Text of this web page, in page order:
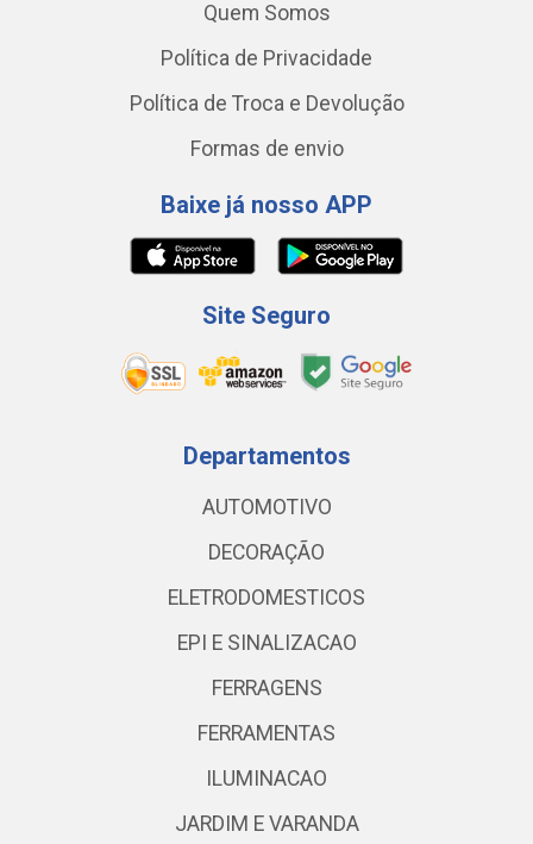
Quem Somos
Política de Privacidade
Política de Troca e Devolução
Formas de envio
Baixe já nosso APP
Site Seguro
Departamentos
AUTOMOTIVO
DECORAÇÃO
ELETRODOMESTICOS
EPI E SINALIZACAO
FERRAGENS
FERRAMENTAS
ILUMINACAO
JARDIM E VARANDA